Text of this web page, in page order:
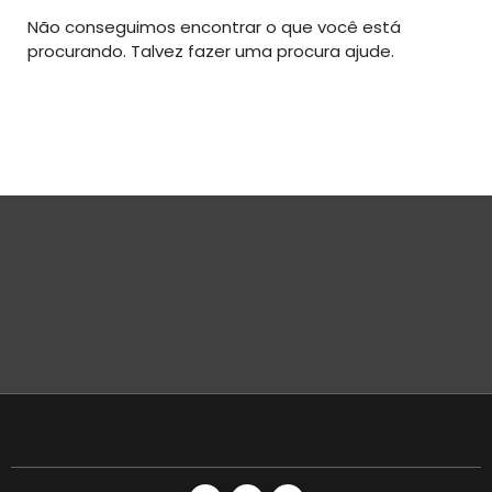
Não conseguimos encontrar o que você está
procurando. Talvez fazer uma procura ajude.